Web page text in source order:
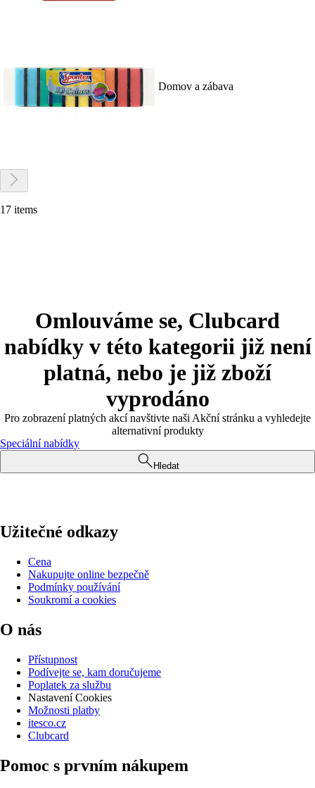
Domov a zábava
17 items
Omlouváme se, Clubcard
nabídky v této kategorii již není
platná, nebo je již zboží
vyprodáno
Pro zobrazení platných akcí navštivte naši Akční stránku a vyhledejte
alternativní produkty
Speciální nabídky
Hledat
Užitečné odkazy
Cena
Nakupujte online bezpečně
Podmínky používání
Soukromí a cookies
O nás
Přístupnost
Podívejte se, kam doručujeme
Poplatek za službu
Nastavení Cookies
Možnosti platby
itesco.cz
Clubcard
Pomoc s prvním nákupem